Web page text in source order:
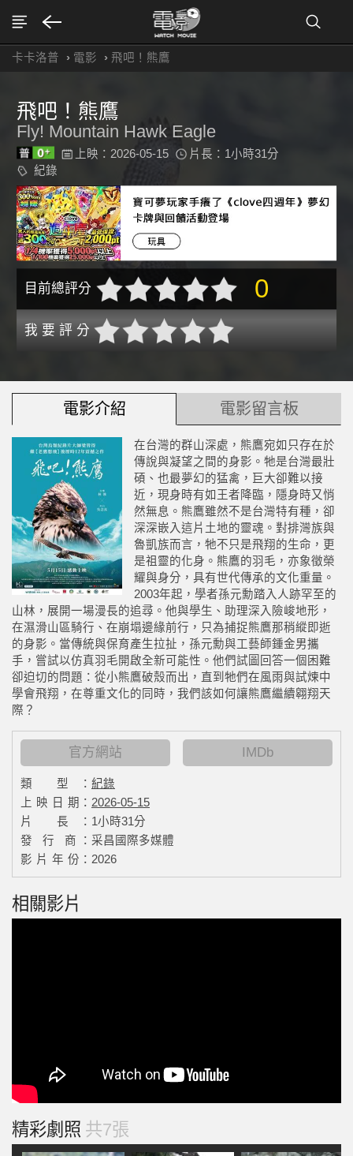
卡卡洛普 › 電影 › 飛吧！熊鷹
飛吧！熊鷹
Fly! Mountain Hawk Eagle
上映：2026-05-15
片長：1小時31分
紀錄
目前總評分 0
我 要 評 分
電影介紹 電影留言板
在台灣的群山深處，熊鷹宛如只存在於
傳說與凝望之間的身影。牠是台灣最壯
碩、也最夢幻的猛禽，巨大卻難以接
近，現身時有如王者降臨，隱身時又悄
然無息。熊鷹雖然不是台灣特有種，卻
深深嵌入這片土地的靈魂。對排灣族與
魯凱族而言，牠不只是飛翔的生命，更
是祖靈的化身。熊鷹的羽毛，亦象徵榮
耀與身分，具有世代傳承的文化重量。
2003年起，學者孫元勳踏入人跡罕至的
山林，展開一場漫長的追尋。他與學生、助理深入險峻地形，
在濕滑山區騎行、在崩塌邊緣前行，只為捕捉熊鷹那稍縱即逝
的身影。當傳統與保育產生拉扯，孫元勳與工藝師鍾金男攜
手，嘗試以仿真羽毛開啟全新可能性。他們試圖回答一個困難
卻迫切的問題：從小熊鷹破殼而出，直到牠們在風雨與試煉中
學會飛翔，在尊重文化的同時，我們該如何讓熊鷹繼續翱翔天
際？
官方網站 IMDb
類 型： 紀錄
上 映 日 期： 2026-05-15
片 長： 1小時31分
發 行 商： 采昌國際多媒體
影 片 年 份： 2026
相關影片
精彩劇照 共7張